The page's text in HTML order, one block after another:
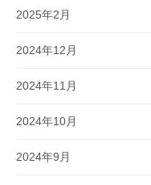
2025年2月
2024年12月
2024年11月
2024年10月
2024年9月